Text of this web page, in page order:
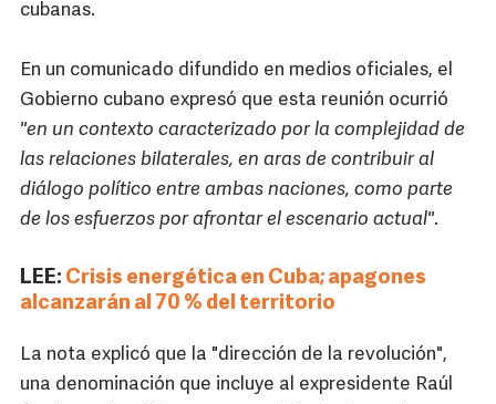
cubanas.
En un comunicado difundido en medios oficiales, el
Gobierno cubano expresó que esta reunión ocurrió
"en un contexto caracterizado por la complejidad de
las relaciones bilaterales, en aras de contribuir al
diálogo político entre ambas naciones, como parte
de los esfuerzos por afrontar el escenario actual".
LEE: Crisis energética en Cuba; apagones
alcanzarán al 70 % del territorio
La nota explicó que la "dirección de la revolución",
una denominación que incluye al expresidente Raúl